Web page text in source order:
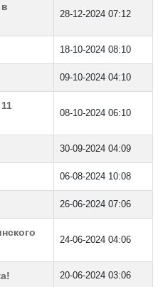
28-12-2024 07:12
18-10-2024 08:10
09-10-2024 04:10
08-10-2024 06:10
30-09-2024 04:09
06-08-2024 10:08
26-06-2024 07:06
24-06-2024 04:06
20-06-2024 03:06